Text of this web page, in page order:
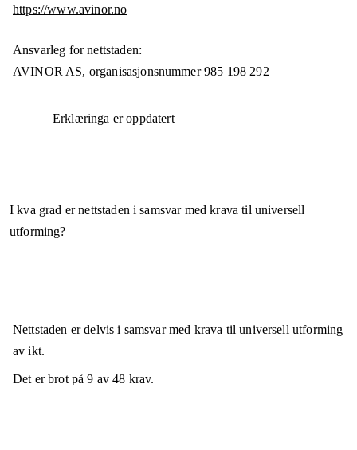
https://www.avinor.no
Ansvarleg for nettstaden:
AVINOR AS, organisasjonsnummer 985 198 292
Erklæringa er oppdatert
I kva grad er nettstaden i samsvar med krava til universell
utforming?
Nettstaden erdelvis i samsvarmed krava til universell utforming
av ikt.
Det er brot på9 av48 krav.